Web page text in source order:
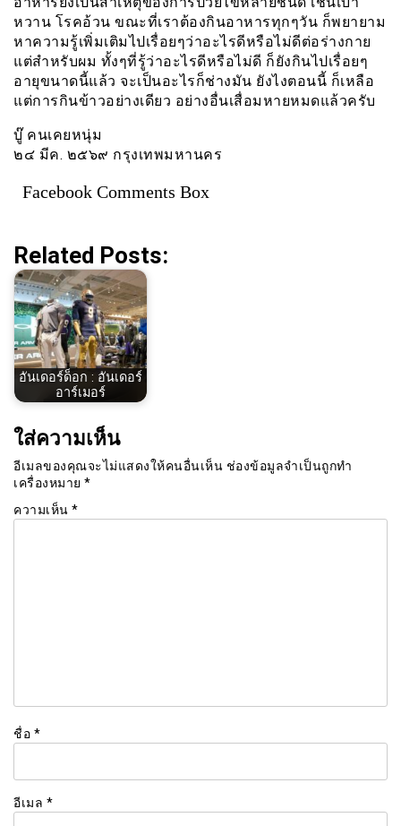
หวาน โรคอ้วน ขณะที่เราต้องกินอาหารทุกๆวัน ก็พยายาม
หาความรู้เพิ่มเติมไปเรื่อยๆว่าอะไรดีหรือไม่ดีต่อร่างกาย
แต่สำหรับผม ทั้งๆที่รู้ว่าอะไรดีหรือไม่ดี ก็ยังกินไปเรื่อยๆ
อายุขนาดนี้แล้ว จะเป็นอะไรก็ช่างมัน ยังไงตอนนี้ ก็เหลือ
แต่การกินข้าวอย่างเดียว อย่างอื่นเสื่อมหายหมดแล้วครับ
บู๊ คนเคยหนุ่ม
๒๔ มีค. ๒๕๖๙ กรุงเทพมหานคร
Facebook Comments Box
Related Posts:
อันเดอร์ด็อก : อันเดอร์
อาร์เมอร์
ใส่ความเห็น
อีเมลของคุณจะไม่แสดงให้คนอื่นเห็น ช่องข้อมูลจำเป็นถูกทำ
เครื่องหมาย *
ความเห็น *
ชื่อ *
อีเมล *